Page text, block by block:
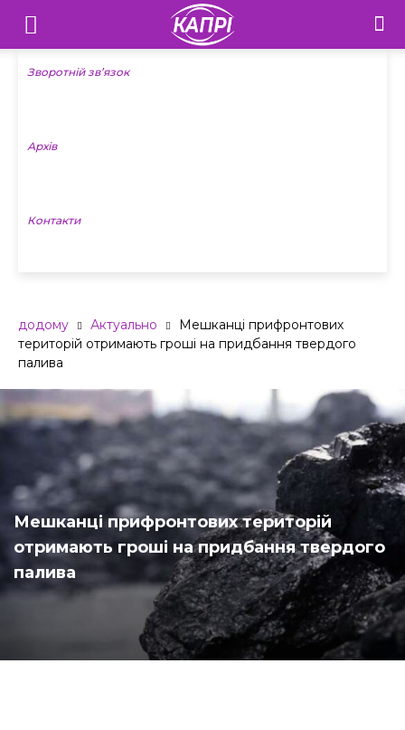
Телебачення
«Капрі»
Новини
Зворотній зв’язок
Архів
Контакти
додому Актуально
Мешканці прифронтових
територій отримають гроші на придбання твердого
палива
Мешканці прифронтових територій
отримають гроші на придбання твердого
палива